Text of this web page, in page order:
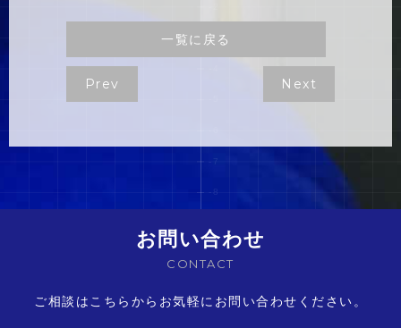
Prev
一覧に戻る
Next
お問い合わせ
CONTACT
ご相談はこちらからお気軽にお問い合わせください。